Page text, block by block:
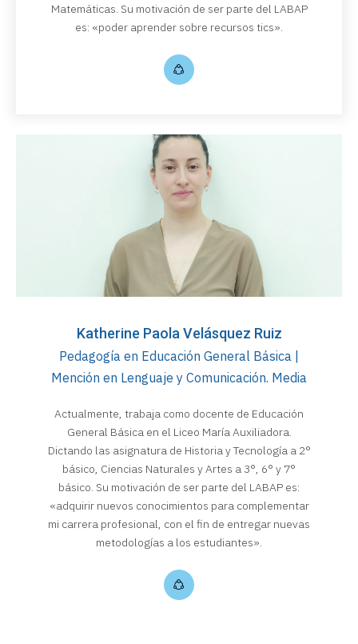
Matemáticas. Su motivación de ser parte del LABAP
es: «poder aprender sobre recursos tics».
Katherine Paola Velásquez Ruiz
Pedagogía en Educación General Básica |
Mención en Lenguaje y Comunicación. Media
Actualmente, trabaja como docente de Educación
General Básica en el Liceo María Auxiliadora.
Dictando las asignatura de Historia y Tecnología a 2°
básico, Ciencias Naturales y Artes a 3°, 6° y 7°
básico. Su motivación de ser parte del LABAP es:
«adquirir nuevos conocimientos para complementar
mi carrera profesional, con el fin de entregar nuevas
metodologías a los estudiantes».